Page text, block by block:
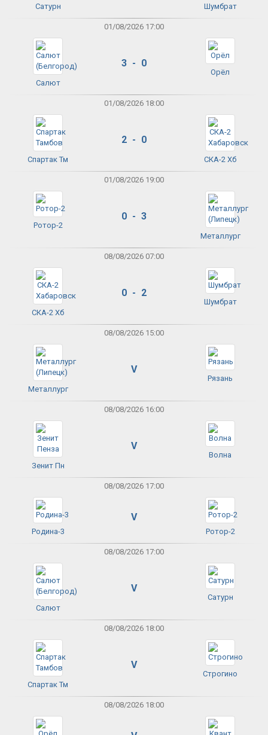
Сатурн Шумбрат
01/08/2026 17:00
Салют
3 - 0
Орёл
01/08/2026 18:00
Спартак Тм
2 - 0
СКА-2 Хб
01/08/2026 19:00
Ротор-2
0 - 3
Металлург
08/08/2026 07:00
СКА-2 Хб
0 - 2
Шумбрат
08/08/2026 15:00
Металлург
V
Рязань
08/08/2026 16:00
Зенит Пн
V
Волна
08/08/2026 17:00
Родина-3
V
Ротор-2
08/08/2026 17:00
Салют
V
Сатурн
08/08/2026 18:00
Спартак Тм
V
Строгино
08/08/2026 18:00